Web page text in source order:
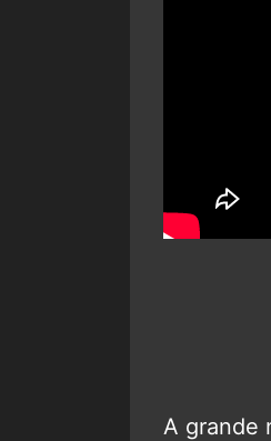
A grande